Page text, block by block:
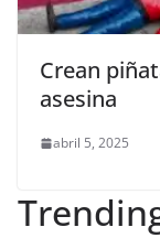
Crean
asesina
abril 5, 2025